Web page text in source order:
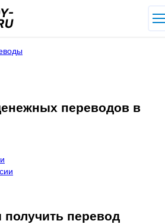
переводов в
получить перевод